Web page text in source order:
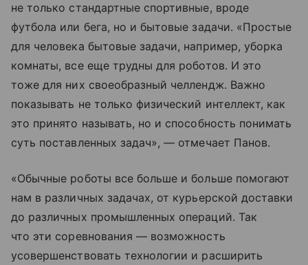
не только стандартные спортивные, вроде
футбола или бега, но и бытовые задачи. «Простые
для человека бытовые задачи, например, уборка
комнаты, все еще трудны для роботов. И это
тоже для них своеобразный челлендж. Важно
показывать не только физический интеллект, как
это принято называть, но и способность понимать
суть поставленных задач», — отмечает Панов.
«Обычные роботы все больше и больше помогают
нам в различных задачах, от курьерской доставки
до различных промышленных операций. Так
что эти соревнования — возможность
усовершенствовать технологии и расширить